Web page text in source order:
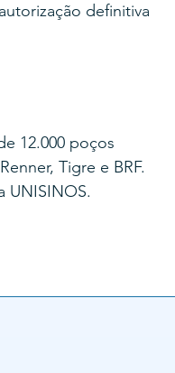
definitiva
12.000 poços
Tigre e BRF.
UNISINOS.